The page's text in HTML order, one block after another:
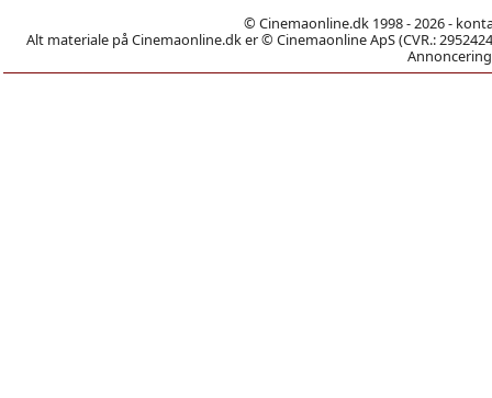
© Cinemaonline.dk 1998 - 2026 -
Alt materiale på Cinemaonline.dk er © Cinemaonline ApS (CVR.: